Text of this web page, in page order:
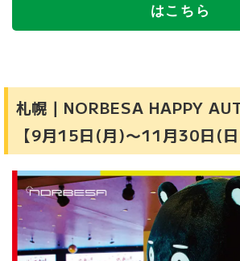
はこちら
札幌｜NORBESA HAPPY
【9月15日(月)〜11月30日(日